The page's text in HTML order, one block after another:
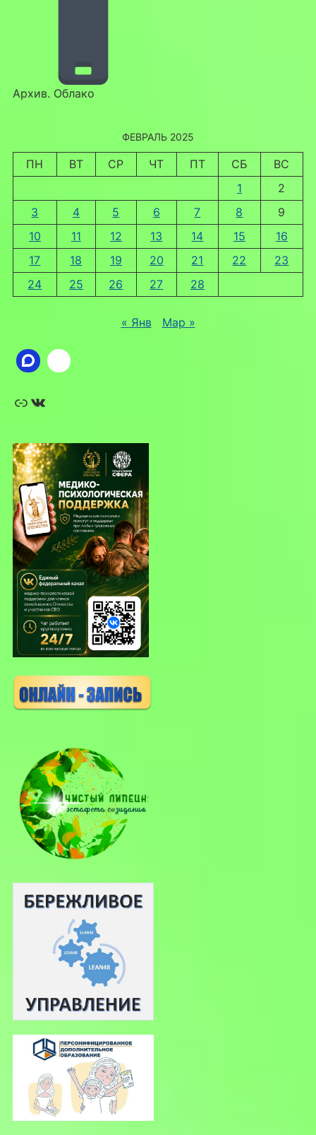
Архив. Облако
ФЕВРАЛЬ 2025
ПН ВТ СР ЧТ ПТ СБ
ВС
1
2
3
4 5 6 7 8
9
10
11 12 13 14 15
16
17
18 19 20 21 22
23
24
25 26 27 28
« Янв Мар »
Ссылка